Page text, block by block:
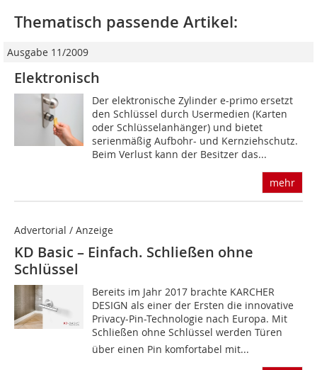
Thematisch passende Artikel:
Ausgabe 11/2009
Elektronisch
Der elektronische Zylinder e-primo ersetzt
den Schlüssel durch Usermedien (Karten
oder Schlüsselanhänger) und bietet
serienmäßig Aufbohr- und Kernziehschutz.
Beim Verlust kann der Besitzer das...
mehr
Advertorial / Anzeige
KD Basic – Einfach. Schließen ohne
Schlüssel
Bereits im Jahr 2017 brachte KARCHER
DESIGN als einer der Ersten die innovative
Privacy-Pin-Technologie nach Europa. Mit
Schließen ohne Schlüssel werden Türen
über einen Pin komfortabel mit...